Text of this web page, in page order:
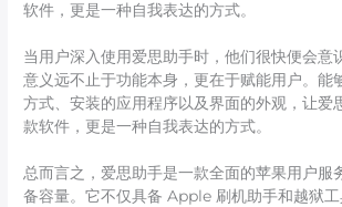
软件，更是一种自我表达的方式。
当用户深入使用爱思助手时，他们很快便会意
意义远不止于功能本身，更在于赋能用户。能
方式、安装的应用程序以及界面的外观，让爱
款软件，更是一种自我表达的方式。
总而言之，爱思助手是一款全面的苹果用户服
备容量。它不仅具备 Apple 刷机助手和越狱